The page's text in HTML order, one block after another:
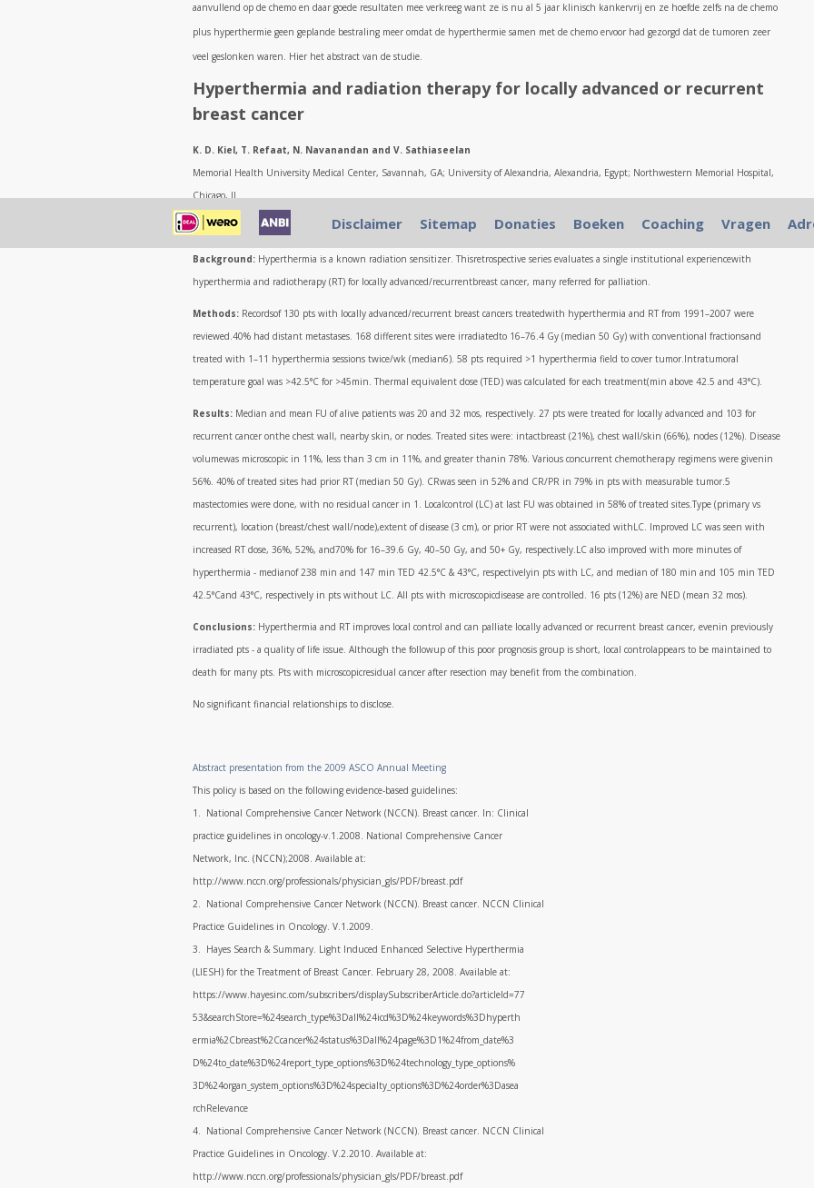
aanvullend op de chemo en daar goede resultaten mee verkreeg want ze is nu al 5 jaar klinisch kankervrij en ze hoefde zelfs na de chemo
plus hyperthermie geen geplande bestraling meer omdat de hyperthermie samen met de chemo ervoor had gezorgd dat de tumoren zeer
veel geslonken waren. Hier het abstract van de studie.
Hyperthermia and radiation therapy for locally advanced or recurrent
breast cancer
K. D. Kiel, T. Refaat, N. Navanandan and V. Sathiaseelan
Memorial Health University Medical Center, Savannah, GA; University of Alexandria, Alexandria, Egypt; Northwestern Memorial Hospital,
Chicago, IL
631
Background: Hyperthermia is a known radiation sensitizer. Thisretrospective series evaluates a single institutional experiencewith
hyperthermia and radiotherapy (RT) for locally advanced/recurrentbreast cancer, many referred for palliation.
Methods: Recordsof 130 pts with locally advanced/recurrent breast cancers treatedwith hyperthermia and RT from 1991–2007 were
reviewed.40% had distant metastases. 168 different sites were irradiatedto 16–76.4 Gy (median 50 Gy) with conventional fractionsand
treated with 1–11 hyperthermia sessions twice/wk (median6). 58 pts required >1 hyperthermia field to cover tumor.Intratumoral
temperature goal was >42.5°C for >45min. Thermal equivalent dose (TED) was calculated for each treatment(min above 42.5 and 43°C).
Results: Median and mean FU of alive patients was 20 and 32 mos, respectively. 27 pts were treated for locally advanced and 103 for
recurrent cancer onthe chest wall, nearby skin, or nodes. Treated sites were: intactbreast (21%), chest wall/skin (66%), nodes (12%). Disease
volumewas microscopic in 11%, less than 3 cm in 11%, and greater thanin 78%. Various concurrent chemotherapy regimens were givenin
56%. 40% of treated sites had prior RT (median 50 Gy). CRwas seen in 52% and CR/PR in 79% in pts with measurable tumor.5
mastectomies were done, with no residual cancer in 1. Localcontrol (LC) at last FU was obtained in 58% of treated sites.Type (primary vs
recurrent), location (breast/chest wall/node),extent of disease (3 cm), or prior RT were not associated withLC. Improved LC was seen with
increased RT dose, 36%, 52%, and70% for 16–39.6 Gy, 40–50 Gy, and 50+ Gy, respectively.LC also improved with more minutes of
hyperthermia - medianof 238 min and 147 min TED 42.5°C & 43°C, respectivelyin pts with LC, and median of 180 min and 105 min TED
42.5°Cand 43°C, respectively in pts without LC. All pts with microscopicdisease are controlled. 16 pts (12%) are NED (mean 32 mos).
Conclusions: Hyperthermia and RT improves local control and can palliate locally advanced or recurrent breast cancer, evenin previously
irradiated pts - a quality of life issue. Although the followup of this poor prognosis group is short, local controlappears to be maintained to
death for many pts. Pts with microscopicresidual cancer after resection may benefit from the combination.
No significant financial relationships to disclose.
Abstract presentation from the 2009 ASCO Annual Meeting
This policy is based on the following evidence-based guidelines:
1. National Comprehensive Cancer Network (NCCN). Breast cancer. In: Clinical
practice guidelines in oncology-v.1.2008. National Comprehensive Cancer
Network, Inc. (NCCN);2008. Available at:
http://www.nccn.org/professionals/physician_gls/PDF/breast.pdf
2. National Comprehensive Cancer Network (NCCN). Breast cancer. NCCN Clinical
Practice Guidelines in Oncology. V.1.2009.
3. Hayes Search & Summary. Light Induced Enhanced Selective Hyperthermia
(LIESH) for the Treatment of Breast Cancer. February 28, 2008. Available at:
https://www.hayesinc.com/subscribers/displaySubscriberArticle.do?articleId=77
53&searchStore=%24search_type%3Dall%24icd%3D%24keywords%3Dhyperth
ermia%2Cbreast%2Ccancer%24status%3Dall%24page%3D1%24from_date%3
D%24to_date%3D%24report_type_options%3D%24technology_type_options%
3D%24organ_system_options%3D%24specialty_options%3D%24order%3Dasea
rchRelevance
4. National Comprehensive Cancer Network (NCCN). Breast cancer. NCCN Clinical
Practice Guidelines in Oncology. V.2.2010. Available at:
http://www.nccn.org/professionals/physician_gls/PDF/breast.pdf
Disclaimer Sitemap Donaties Boeken Coaching Vragen